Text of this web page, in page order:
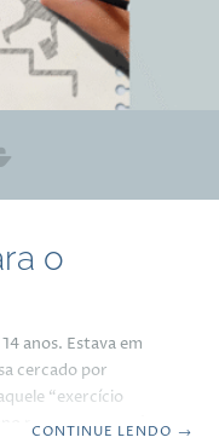
o
anos. Estava em
cercado por
“exercício
para o português,
CONTINUE LENDO →